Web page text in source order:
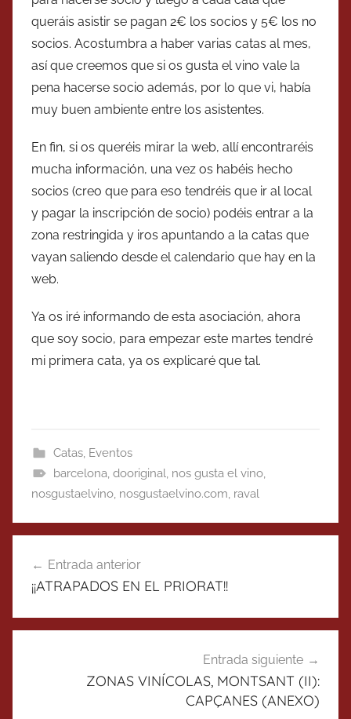
queráis asistir se pagan 2€ los socios y 5€ los no
socios. Acostumbra a haber varias catas al mes,
así que creemos que si os gusta el vino vale la
pena hacerse socio además, por lo que vi, había
muy buen ambiente entre los asistentes.
En fin, si os queréis mirar la web, allí encontraréis
mucha información, una vez os habéis hecho
socios (creo que para eso tendréis que ir al local
y pagar la inscripción de socio) podéis entrar a la
zona restringida y iros apuntando a la catas que
vayan saliendo desde el calendario que hay en la
web.
Ya os iré informando de esta asociación, ahora
que soy socio, para empezar este martes tendré
mi primera cata, ya os explicaré que tal.
Catas, Eventos
barcelona, dooriginal, nos gusta el vino,
nosgustaelvino, nosgustaelvino.com, raval
de
Entrada anterior
¡¡ATRAPADOS EN EL PRIORAT!!
Entrada siguiente
ZONAS VINÍCOLAS, MONTSANT (II):
CAPÇANES (ANEXO)